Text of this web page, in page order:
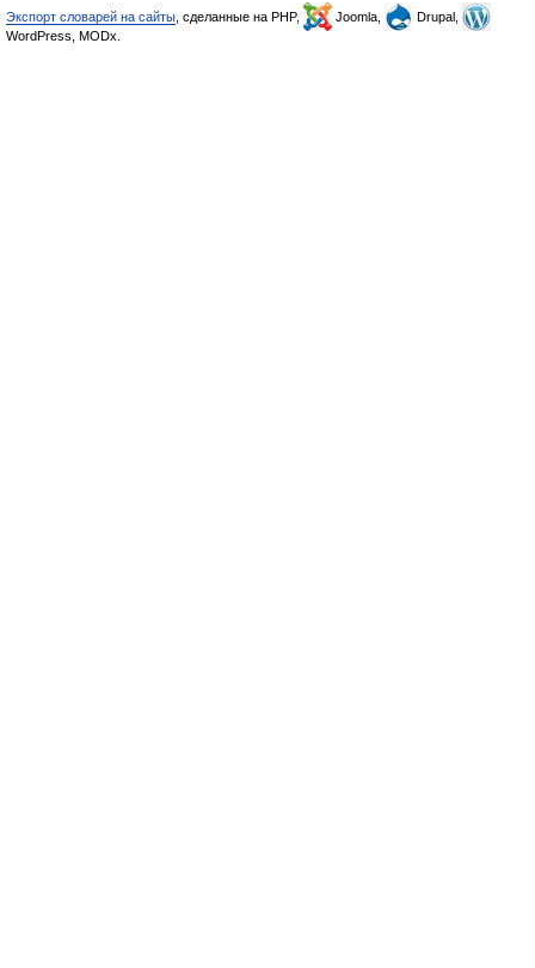
Экспорт словарей на сайты , сделанные на PHP, Joomla,
Drupal,
WordPress, MODx.